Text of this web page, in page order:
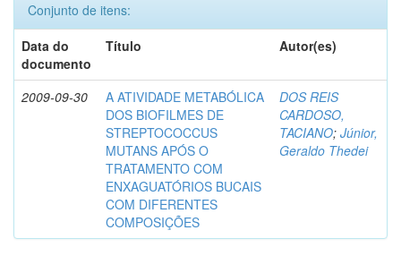
Conjunto de itens:
Data do
documento
Título Autor(es)
2009-09-30
A ATIVIDADE METABÓLICA
DOS BIOFILMES DE
STREPTOCOCCUS
MUTANS APÓS O
TRATAMENTO COM
ENXAGUATÓRIOS BUCAIS
COM DIFERENTES
COMPOSIÇÕES
DOS REIS
CARDOSO,
TACIANO; Júnior,
Geraldo Thedei